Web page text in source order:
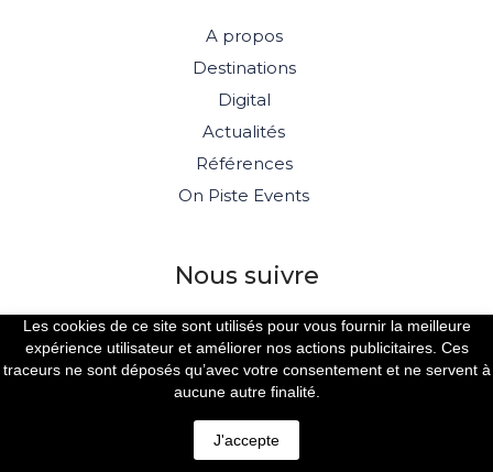
A propos
Destinations
Digital
Actualités
Références
On Piste Events
Nous suivre
© 2026 ON PISTE
MENTIONS LÉGALES
Les cookies de ce site sont utilisés pour vous fournir la meilleure
expérience utilisateur et améliorer nos actions publicitaires. Ces
traceurs ne sont déposés qu’avec votre consentement et ne servent à
aucune autre finalité.
J'accepte